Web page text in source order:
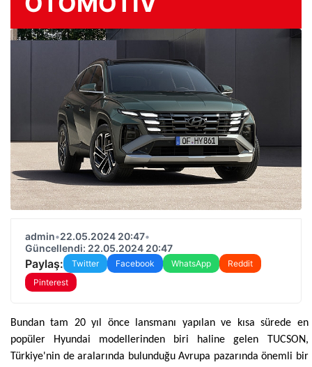
admin•22.05.2024 20:47•
Güncellendi: 22.05.2024 20:47
Paylaş: Twitter Facebook WhatsApp
Reddit
Pinterest
Bundan tam 20 yıl önce lansmanı yapılan ve kısa sürede en
popüler Hyundai modellerinden biri haline gelen TUCSON,
Türkiye'nin de aralarında bulunduğu Avrupa pazarında önemli bir